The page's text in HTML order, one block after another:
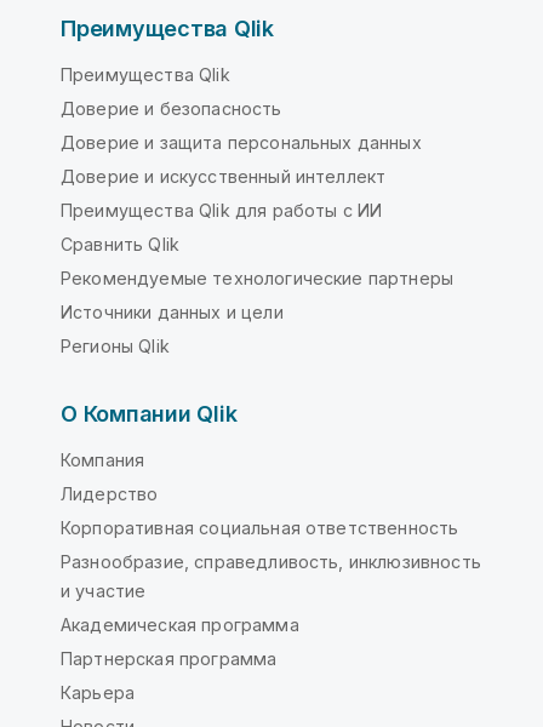
Преимущества Qlik
Преимущества Qlik
Доверие и безопасность
Доверие и защита персональных данных
Доверие и искусственный интеллект
Преимущества Qlik для работы с ИИ
Сравнить Qlik
Рекомендуемые технологические партнеры
Источники данных и цели
Регионы Qlik
О Компании Qlik
Компания
Лидерство
Корпоративная социальная ответственность
Разнообразие, справедливость, инклюзивность
и участие
Академическая программа
Партнерская программа
Карьера